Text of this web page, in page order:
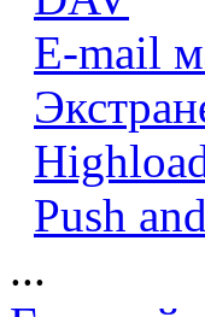
E-mail
Push
...